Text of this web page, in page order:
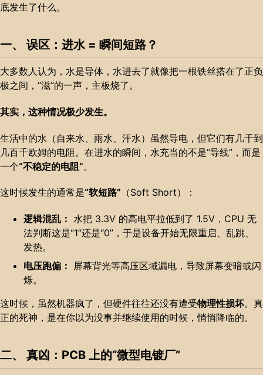
底发生了什么。
一、 误区：进水 = 瞬间短路？
大多数人认为，水是导体，水进去了就像把一根铁丝搭在了正负
极之间，“滋”的一声，主板烧了。
其实，这种情况极少发生。
生活中的水（自来水、雨水、汗水）虽然导电，但它们有几千到
几百千欧姆的电阻。在进水的瞬间，水充当的不是“导线”，而是
一个“不稳定的电阻”。
这时候发生的通常是“软短路” （Soft Short）：
逻辑混乱： 水把 3.3V 的高电平拉低到了 1.5V，CPU 无
法判断这是“1”还是“0”，于是设备开始无限重启、乱跳、
发热。
电压跑偏： 屏幕背光等高压区域漏电，导致屏幕变暗或闪
烁。
这时候，虽然机器疯了，但硬件往往还没有遭受物理性损坏。真
正的死神，是在你以为没事并继续使用的时候，悄悄降临的。
二、 真凶：PCB 上的“微型电镀厂”